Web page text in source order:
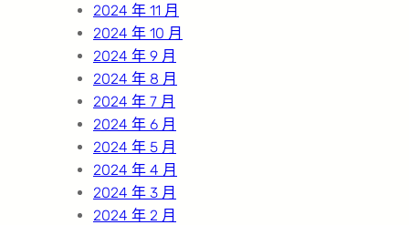
2024 年 11 月
2024 年 10 月
2024 年 9 月
2024 年 8 月
2024 年 7 月
2024 年 6 月
2024 年 5 月
2024 年 4 月
2024 年 3 月
2024 年 2 月